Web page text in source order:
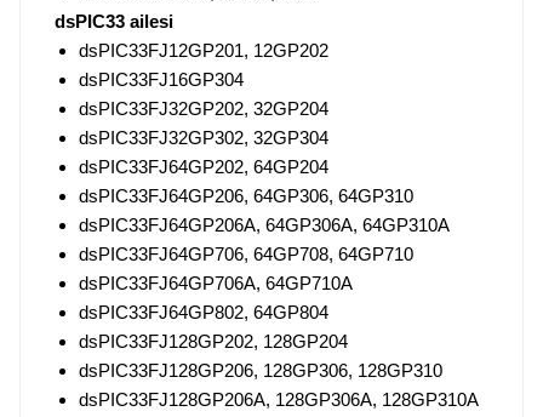
dsPIC33 ailesi
dsPIC33FJ12GP201, 12GP202
dsPIC33FJ16GP304
dsPIC33FJ32GP202, 32GP204
dsPIC33FJ32GP302, 32GP304
dsPIC33FJ64GP202, 64GP204
dsPIC33FJ64GP206, 64GP306, 64GP310
dsPIC33FJ64GP206A, 64GP306A, 64GP310A
dsPIC33FJ64GP706, 64GP708, 64GP710
dsPIC33FJ64GP706A, 64GP710A
dsPIC33FJ64GP802, 64GP804
dsPIC33FJ128GP202, 128GP204
dsPIC33FJ128GP206, 128GP306, 128GP310
dsPIC33FJ128GP206A, 128GP306A, 128GP310A